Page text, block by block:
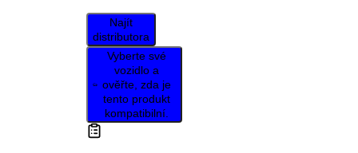
Najít
distributora
Vyberte své
vozidlo a
ověřte, zda je
tento produkt
kompatibilní.